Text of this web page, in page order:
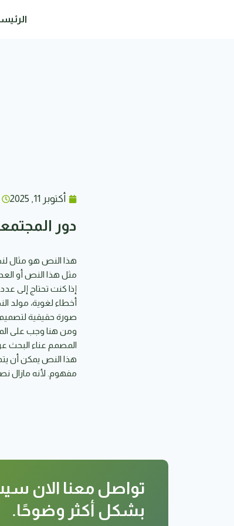
أكتوبر 11, 2025
دور
هذا النص هو مثال
مثل هذا النص أو
إذا كنت تحتاج إلى
أخطاء لغوية، مولد
صورة حقيقية لتصميم
ومن هنا وجب على
المصمم عناء البحث
هذا النص يمكن أن
مفهوم. لأنه مازال
تواصل معنا الان
بشكل أكثر وضوحًا.